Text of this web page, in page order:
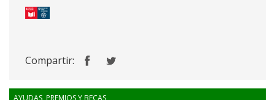
Compartir: